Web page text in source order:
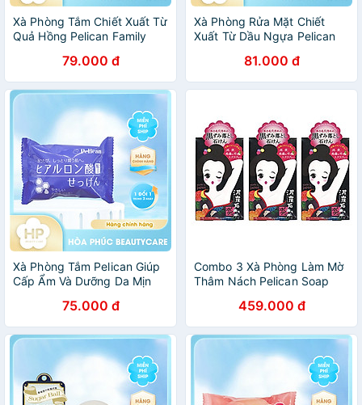
Xà Phòng Tắm Chiết Xuất Từ
Quả Hồng Pelican Family
Polyphenol (80 G)
79.000 đ
Xà Phòng Rửa Mặt Chiết
Xuất Từ Dầu Ngựa Pelican
81.000 đ
Xà Phòng Tắm Pelican Giúp
Cấp Ẩm Và Dưỡng Da Mịn
Acid Soap75.000 đ
Combo 3 Xà Phòng Làm Mờ
Thâm Nách Pelican Soap
Kích Ứng459.000 đ